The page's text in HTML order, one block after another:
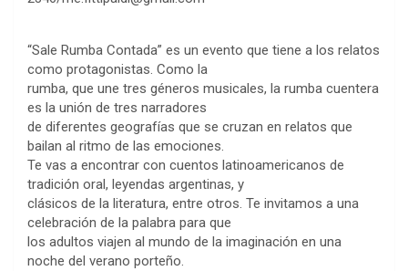
“Sale Rumba Contada” es un evento que tiene a los relatos
como protagonistas. Como la
rumba, que une tres géneros musicales, la rumba cuentera
es la unión de tres narradores
de diferentes geografías que se cruzan en relatos que
bailan al ritmo de las emociones.
Te vas a encontrar con cuentos latinoamericanos de
tradición oral, leyendas argentinas, y
clásicos de la literatura, entre otros. Te invitamos a una
celebración de la palabra para que
los adultos viajen al mundo de la imaginación en una
noche del verano porteño.